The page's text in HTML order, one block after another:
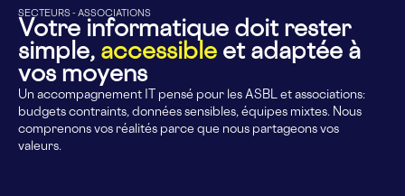
SECTEURS - ASSOCIATIONS
Votre informatique doit rester
simple, accessible et adaptée à
vos moyens
Un accompagnement IT pensé pour les ASBL et associations:
budgets contraints, données sensibles, équipes mixtes. Nous
comprenons vos réalités parce que nous partageons vos
valeurs.